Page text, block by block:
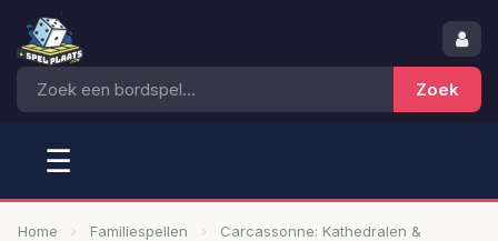
☰
Home Familiespellen
Carcassonne: Kathedralen &